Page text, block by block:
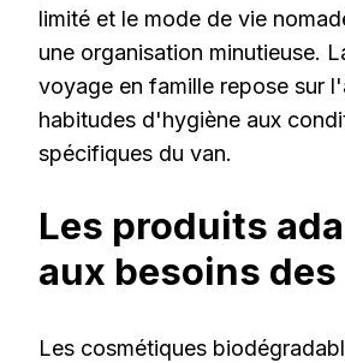
limité et le mode de vie
une organisation minutieuse.
voyage en famille repose sur
habitudes d'hygiène aux
spécifiques du van.
Les produits
aux besoins
Les cosmétiques